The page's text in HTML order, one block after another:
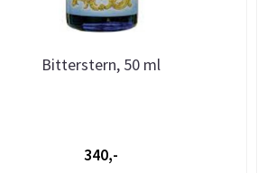
Bitterstern, 50 ml
340,-